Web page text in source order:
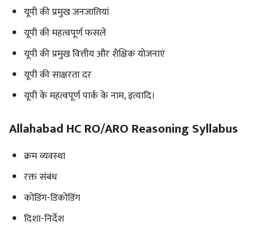
यूपी की प्रमुख जनजातियां
यूपी की महत्वपूर्ण फसलें
यूपी की प्रमुख वित्तीय और शैक्षिक योजनाएं
यूपी की साक्षरता दर
यूपी के महत्वपूर्ण पार्क के नाम, इत्यादि।
Allahabad HC RO/ARO Reasoning Syllabus
क्रम व्यवस्था
रक्त संबंध
कोडिंग-डिकोडिंग
दिशा-निर्देश